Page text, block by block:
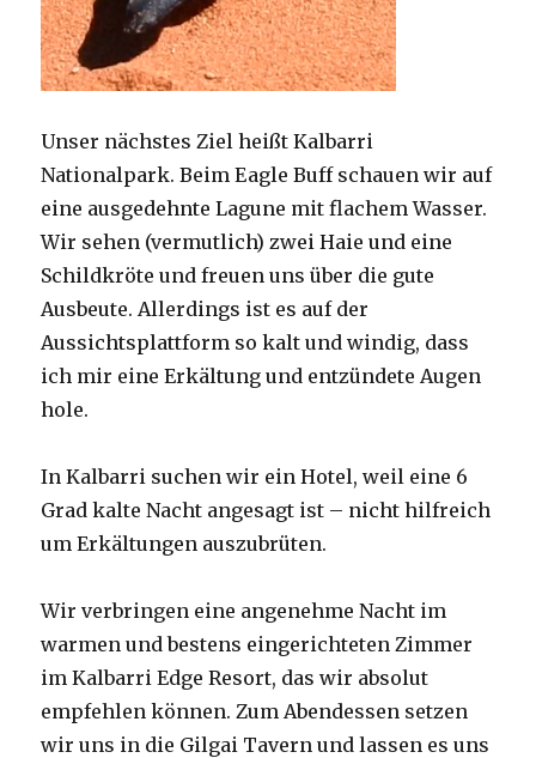
Unser nächstes Ziel heißt Kalbarri
Nationalpark. Beim Eagle Buff schauen wir auf
eine ausgedehnte Lagune mit flachem Wasser.
Wir sehen (vermutlich) zwei Haie und eine
Schildkröte und freuen uns über die gute
Ausbeute. Allerdings ist es auf der
Aussichtsplattform so kalt und windig, dass
ich mir eine Erkältung und entzündete Augen
hole.
In Kalbarri suchen wir ein Hotel, weil eine 6
Grad kalte Nacht angesagt ist – nicht hilfreich
um Erkältungen auszubrüten.
Wir verbringen eine angenehme Nacht im
warmen und bestens eingerichteten Zimmer
im Kalbarri Edge Resort, das wir absolut
empfehlen können. Zum Abendessen setzen
wir uns in die Gilgai Tavern und lassen es uns